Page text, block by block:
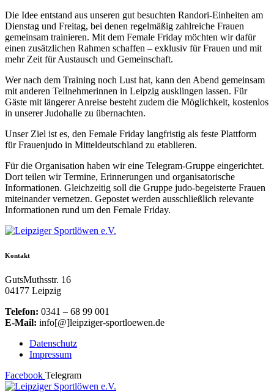
Die Idee entstand aus unseren gut besuchten Randori-Einheiten am
Dienstag und Freitag, bei denen regelmäßig zahlreiche Frauen
gemeinsam trainieren. Mit dem Female Friday möchten wir dafür
einen zusätzlichen Rahmen schaffen – exklusiv für Frauen und mit
mehr Zeit für Austausch und Gemeinschaft.
Wer nach dem Training noch Lust hat, kann den Abend gemeinsam
mit anderen Teilnehmerinnen in Leipzig ausklingen lassen. Für
Gäste mit längerer Anreise besteht zudem die Möglichkeit, kostenlos
in unserer Judohalle zu übernachten.
Unser Ziel ist es, den Female Friday langfristig als feste Plattform
für Frauenjudo in Mitteldeutschland zu etablieren.
Für die Organisation haben wir eine Telegram-Gruppe eingerichtet.
Dort teilen wir Termine, Erinnerungen und organisatorische
Informationen. Gleichzeitig soll die Gruppe judo-begeisterte Frauen
miteinander vernetzen. Gepostet werden ausschließlich relevante
Informationen rund um den Female Friday.
Kontakt
GutsMuthsstr. 16
04177 Leipzig
Telefon: 0341 – 68 99 001
E-Mail: info[@]leipziger-sportloewen.de
Datenschutz
Impressum
Facebook Telegram